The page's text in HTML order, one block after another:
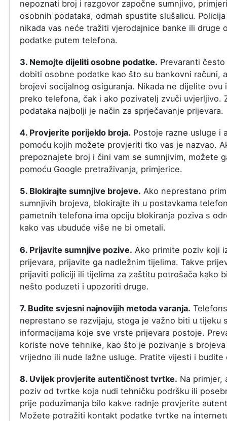
nepoznati broj i razgovor započne sumnjivo,
osobnih podataka, odmah spustite slušalicu.
nikada vas neće tražiti vjerodajnice banke ili druge
podatke putem telefona.
3. Nemojte dijeliti osobne podatke. Prevaranti
dobiti osobne podatke kao što su bankovni računi,
brojevi socijalnog osiguranja. Nikada ne dijelite ovu
preko telefona, čak i ako pozivatelj zvuči uvjerljivo.
podataka najbolji je način za sprječavanje prijevara.
4. Provjerite porijeklo broja. Postoje razne usluge i
pomoću kojih možete provjeriti tko vas je nazvao.
prepoznajete broj i čini vam se sumnjivim, možete
pomoću Google pretraživanja, primjerice.
5. Blokirajte sumnjive brojeve. Ako neprestano
sumnjivih brojeva, blokirajte ih u postavkama
pametnih telefona ima opciju blokiranja poziva s
kako vas ubuduće više ne bi ometali.
6. Prijavite sumnjive pozive. Ako primite poziv koji
prijevara, prijavite ga nadležnim tijelima. Takve
prijaviti policiji ili tijelima za zaštitu potrošača kako
nešto poduzeti i upozoriti druge.
7. Budite svjesni najnovijih metoda varanja.
neprestano se razvijaju, stoga je važno biti u tijeku
informacijama koje sve vrste prijevara postoje.
koriste nove tehnike, kao što je pozivanje s
vrijedno ili nude lažne usluge. Pratite vijesti i budite
8. Uvijek provjerite autentičnost tvrtke. Na primjer,
poziv od tvrtke koja nudi tehničku podršku ili
prije poduzimanja bilo kakve radnje provjerite
Možete potražiti kontakt podatke tvrtke na